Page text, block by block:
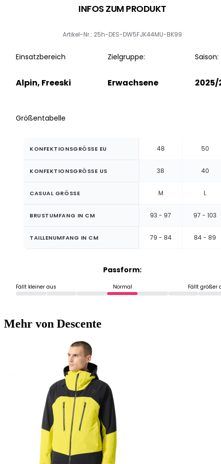
INFOS ZUM PRODUKT
Artikel-Nr.: 25h-DES-DW5FJK44MU-BK99
Einsatzbereich
Alpin, Freeski
Zielgruppe:
Erwachsene
Saison:
2025/
Größentabelle
KONFEKTIONSGRÖSSE EU 48 50
KONFEKTIONSGRÖSSE US 38 40
CASUAL GRÖSSE M L
BRUSTUMFANG IN CM 93 - 97 97 - 103
TAILLENUMFANG IN CM 79 - 84 84 - 89
Passform:
Fällt kleiner aus Normal Fällt größer
Mehr von Descente